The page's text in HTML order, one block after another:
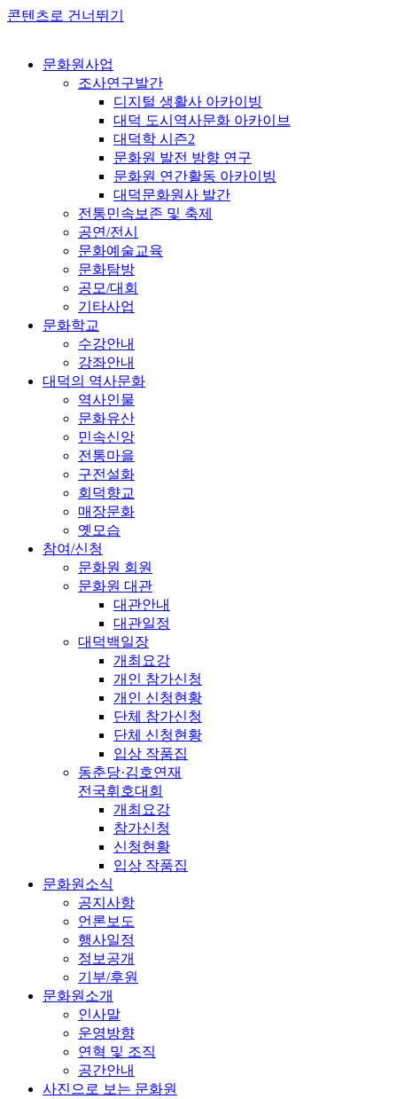
콘텐츠로 건너뛰기
문화원사업
조사연구발간
디지털 생활사 아카이빙
대덕 도시역사문화 아카이브
대덕학 시즌2
문화원 발전 방향 연구
문화원 연간활동 아카이빙
대덕문화원사 발간
전통민속보존 및 축제
공연/전시
문화예술교육
문화탐방
공모/대회
기타사업
문화학교
수강안내
강좌안내
대덕의 역사문화
역사인물
문화유산
민속신앙
전통마을
구전설화
회덕향교
매장문화
옛모습
참여/신청
문화원 회원
문화원 대관
대관안내
대관일정
대덕백일장
개최요강
개인 참가신청
개인 신청현황
단체 참가신청
단체 신청현황
입상 작품집
동춘당·김호연재
전국휘호대회
개최요강
참가신청
신청현황
입상 작품집
문화원소식
공지사항
언론보도
행사일정
정보공개
기부/후원
문화원소개
인사말
운영방향
연혁 및 조직
공간안내
사진으로 보는 문화원